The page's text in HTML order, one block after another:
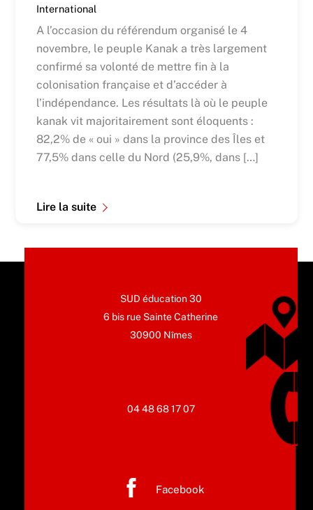
International
A l’occasion du référendum organisé le 4
novembre, le peuple Kanak a très largement
confirmé sa volonté de mettre fin à la
colonisation française et d’accéder à
l’indépendance. Les résultats là où le peuple
kanak vit majoritairement sont éloquents :
82,2% de « oui » dans la province des Îles et
77,5% dans celle du Nord (25,9%, dans […]
Lire la suite
SUD éducation 30
6 bis rue Sainte Catherine
30900 Nîmes
04 48 68 17 07
Facebook